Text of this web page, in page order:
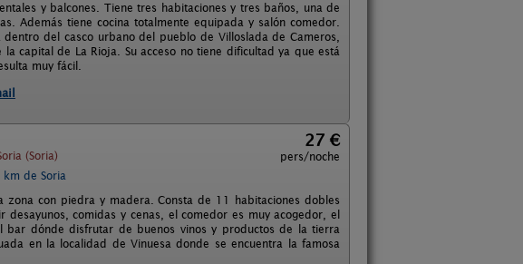
y balcones. Tiene tres habitaciones y tres baños, una de
Además tiene cocina totalmente equipada y salón comedor.
del casco urbano del pueblo de Villoslada de Cameros,
capital de La Rioja. Su acceso no tiene dificultad ya que está
muy fácil.
(Soria)
27 €
pers/noche
km de Soria
con piedra y madera. Consta de 11 habitaciones dobles
comidas y cenas, el comedor es muy acogedor, el
dónde disfrutar de buenos vinos y productos de la tierra
en la localidad de Vinuesa donde se encuentra la famosa